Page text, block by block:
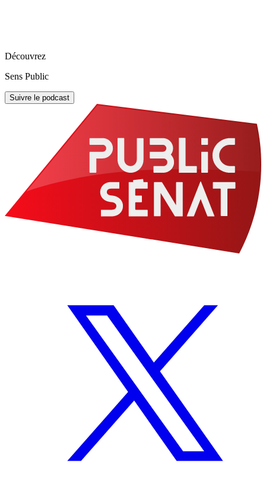
Découvrez
Sens Public
Suivre le podcast